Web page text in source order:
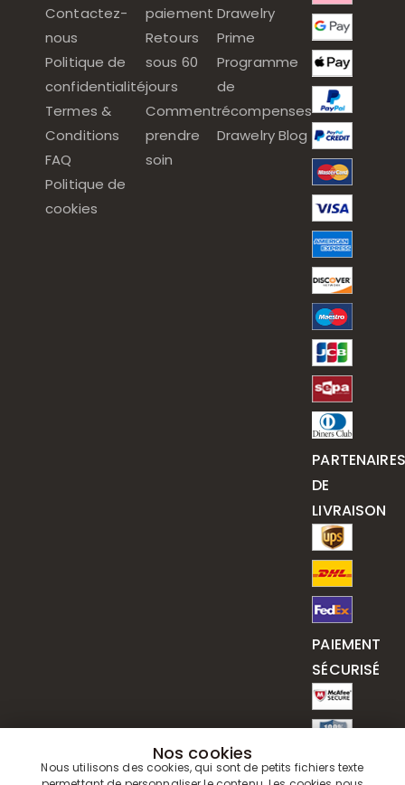
Contactez-
nous
Politique de
confidentialité
Termes &
Conditions
FAQ
Politique de
cookies
paiement
Retours
sous 60
jours
Comment
prendre
soin
Drawelry
Prime
Programme
de
récompenses
Drawelry Blog
PARTENAIRES
DE
LIVRAISON
PAIEMENT
SÉCURISÉ
Nos cookies
Nous utilisons des cookies, qui sont de petits fichiers texte